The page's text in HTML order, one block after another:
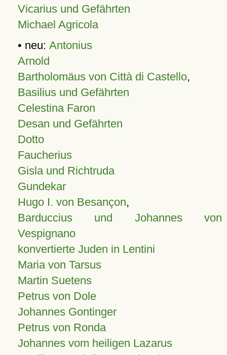
Vicarius und Gefährten
Michael Agricola
• neu: Antonius
Arnold
Bartholomäus von Città di Castello,
Basilius und Gefährten
Celestina Faron
Desan und Gefährten
Dotto
Faucherius
Gisla und Richtruda
Gundekar
Hugo I. von Besançon,
Barduccius und Johannes von
Vespignano
konvertierte Juden in Lentini
Maria von Tarsus
Martin Suetens
Petrus von Dole
Johannes Gontinger
Petrus von Ronda
Johannes vom heiligen Lazarus